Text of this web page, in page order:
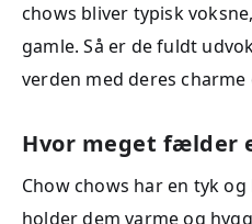
chows bliver typisk
gamle. Så er de fuldt
verden med deres
Hvor meget fælder
Chow chows har en tyk
holder dem varme og